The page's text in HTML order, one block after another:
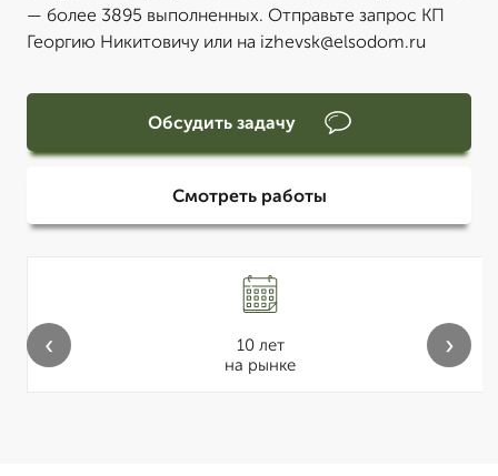
— более 3895 выполненных. Отправьте запрос КП
Георгию Никитовичу или на izhevsk@elsodom.ru
Обсудить задачу
Смотреть работы
10 лет
на рынке
‹ ›